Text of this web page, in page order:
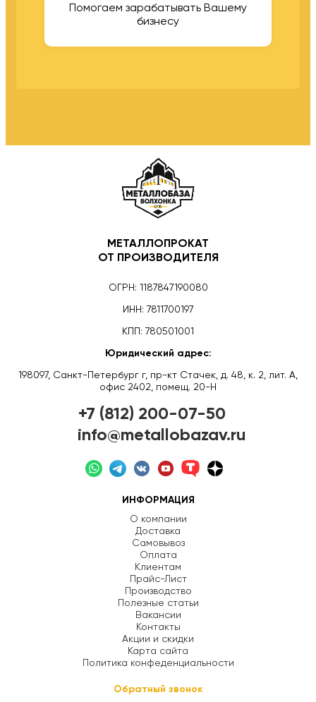
Помогаем зарабатывать Вашему
бизнесу
МЕТАЛЛОПРОКАТ
ОТ ПРОИЗВОДИТЕЛЯ
ОГРН: 1187847190080
ИНН: 7811700197
КПП: 780501001
Юридический адрес:
198097, Санкт-Петербург г, пр-кт Стачек, д. 48, к. 2, лит. А,
офис 2402, помещ. 20-Н
+7 (812) 200-07-50
info@metallobazav.ru
ИНФОРМАЦИЯ
О компании
Доставка
Самовывоз
Оплата
Клиентам
Прайс-Лист
Производство
Полезные статьи
Вакансии
Контакты
Акции и скидки
Карта сайта
Политика конфеденциальности
Обратный звонок